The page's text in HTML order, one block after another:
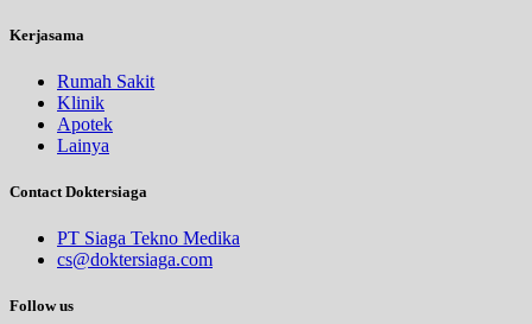
Kerjasama
Rumah Sakit
Klinik
Apotek
Lainya
Contact Doktersiaga
PT Siaga Tekno Medika
cs@doktersiaga.com
Follow us